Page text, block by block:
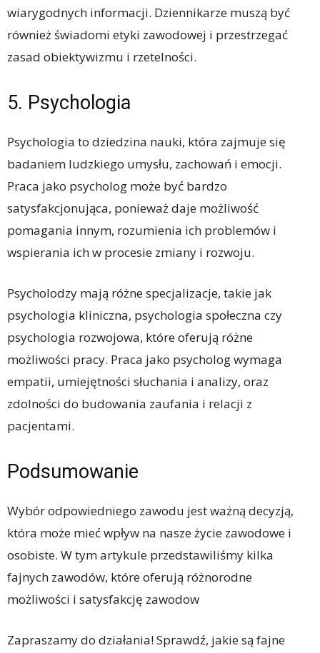
wiarygodnych informacji. Dziennikarze muszą być
również świadomi etyki zawodowej i przestrzegać
zasad obiektywizmu i rzetelności.
5. Psychologia
Psychologia to dziedzina nauki, która zajmuje się
badaniem ludzkiego umysłu, zachowań i emocji.
Praca jako psycholog może być bardzo
satysfakcjonująca, ponieważ daje możliwość
pomagania innym, rozumienia ich problemów i
wspierania ich w procesie zmiany i rozwoju.
Psycholodzy mają różne specjalizacje, takie jak
psychologia kliniczna, psychologia społeczna czy
psychologia rozwojowa, które oferują różne
możliwości pracy. Praca jako psycholog wymaga
empatii, umiejętności słuchania i analizy, oraz
zdolności do budowania zaufania i relacji z
pacjentami.
Podsumowanie
Wybór odpowiedniego zawodu jest ważną decyzją,
która może mieć wpływ na nasze życie zawodowe i
osobiste. W tym artykule przedstawiliśmy kilka
fajnych zawodów, które oferują różnorodne
możliwości i satysfakcję zawodow
Zapraszamy do działania! Sprawdź, jakie są fajne